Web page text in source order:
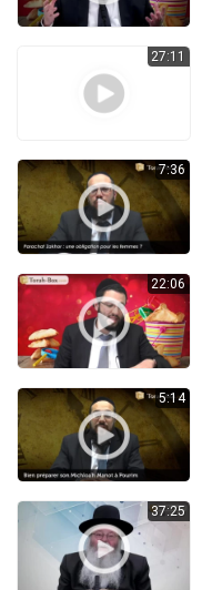
27:11
7:36
22:06
5:14
37:25